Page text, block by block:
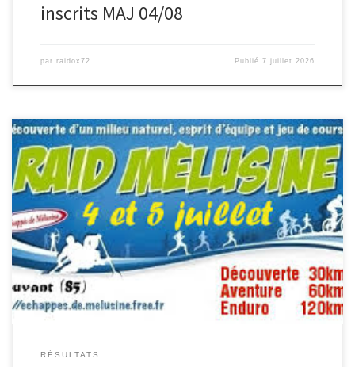
inscrits MAJ 04/08
par raidox72 Publié7 juillet 2026
Dimanche dernier, c’était la fin de cette première partie de
l’année avec les Raid Mélusine des Echappés Mélusine et son […]
RÉSULTATS